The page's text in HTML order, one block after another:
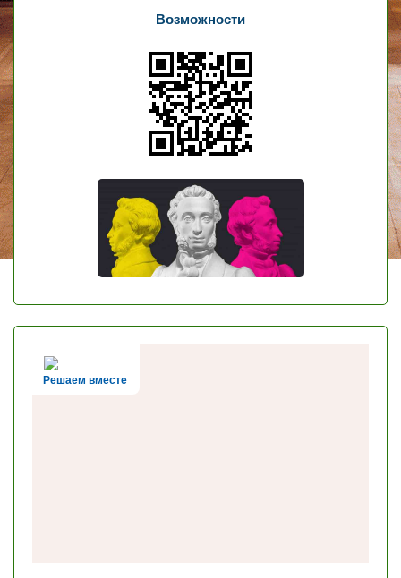
Возможности
Решаем вместе